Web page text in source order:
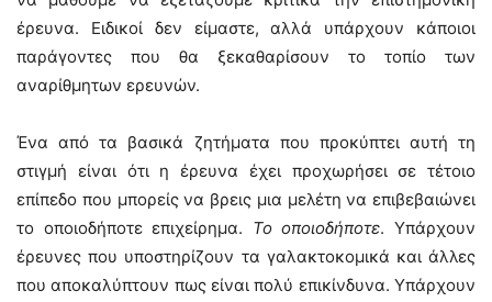
έρευνα. Ειδικοί δεν είμαστε, αλλά υπάρχουν κάποιοι
παράγοντες που θα ξεκαθαρίσουν το τοπίο των
αναρίθμητων ερευνών.
Ένα από τα βασικά ζητήματα που προκύπτει αυτή τη
στιγμή είναι ότι η έρευνα έχει προχωρήσει σε τέτοιο
επίπεδο που μπορείς να βρεις μια μελέτη να επιβεβαιώνει
το οποιοδήποτε επιχείρημα. Το οποιοδήποτε. Υπάρχουν
έρευνες που υποστηρίζουν τα γαλακτοκομικά και άλλες
που αποκαλύπτουν πως είναι πολύ επικίνδυνα. Υπάρχουν